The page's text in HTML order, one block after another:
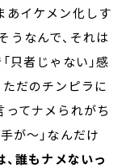
イケメン化しす
うなんで、それは
只者じゃない」感
だのチンピラに
ってナメられがち
が～」なんだけ
、誰もナメないっ